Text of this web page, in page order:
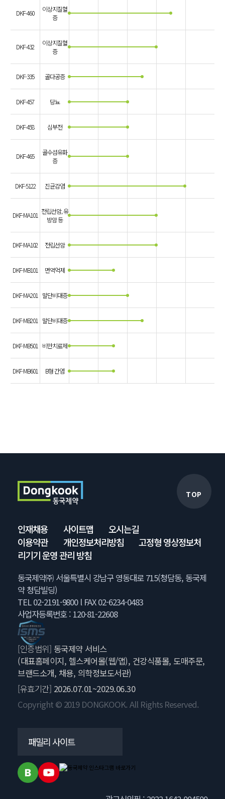
DKF-460
이상지질혈
증
DKF-432
이상지질혈
증
DKF-335 골다공증
DKF-457 당뇨
DKF-458 심부전
DKF-465
골수섬유화
증
DKF-5122 진균감염
DKF-MA101 전립선암, 유
방암 등
DKF-MA102 전립선암
DKF-MB101 면역억제
DKF-MA201 말단비대증
DKF-MB201 말단비대증
DKF-MB501 비만치료제
DKF-MB601 B형 간염
TOP
인재채용 사이트맵
오시는길
이용약관
개인정보처리방침
고정형 영상정보처
리기기 운영 관리 방침
동국제약㈜ 서울특별시 강남구 영동대로 715(청담동, 동국제
약 청담빌딩)
TEL 02-2191-9800 l FAX 02-6234-0483
사업자등록번호 : 120-81-22608
[인증범위] 동국제약 서비스
(대표홈페이지, 헬스케어몰(웹/앱), 건강식품몰, 도매주문,
브랜드소개, 채용, 의학정보도서관)
[유효기간] 2026.07.01~2029.06.30
Copyright © 2019 DONGKOOK. All Rights Reserved.
패밀리 사이트